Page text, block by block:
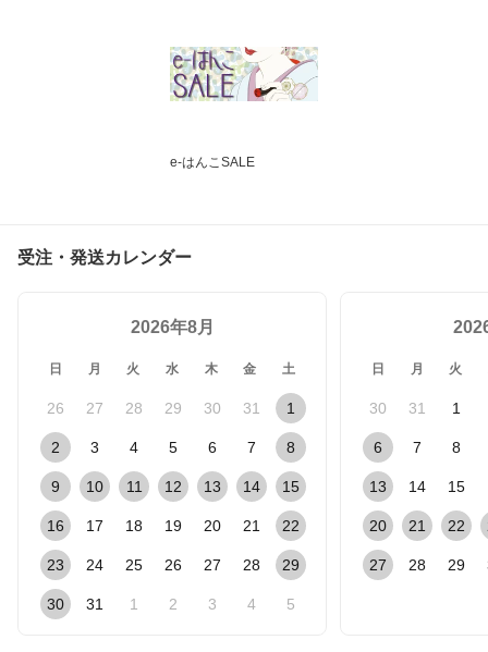
e-はんこSALE
受注・発送カレンダー
2026年8月
日 月 火 水 木 金 土
26 27 28 29 30 31 1
2 3 4 5 6 7 8
9 10 11 12 13 14 15
16 17 18 19 20 21 22
23 24 25 26 27 28 29
30 31 1 2 3 4 5
日 月 火
30 31 1
6 7 8
13 14 15
20 21 22
27 28 29